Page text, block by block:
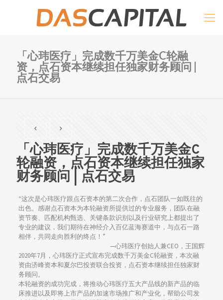
「心玮医疗」完成数千万美金C轮融
资，点石资本继续担任独家财务顾问 |
点石交易
「心玮医疗」完成数千万美金C
轮融资，点石资本继续担任独家
财务顾问 | 点石交易
“这次是心玮医疗跟点石资本的第二次合作，点石团队一如既往的
出色。感谢点石资本为本轮融资所提供过的专业服务，团队在融
资节奏、匹配机构甄选、关键条款识别以及行业研究上都提出了
专业的建议，我们期待在神经介入百亿蓝海赛道中，与点石一路
相伴，共同走向胜利的终点！”
—心玮医疗创始人兼CEO，王国辉
2020年7月，心玮医疗正式宣布完成数千万美金C轮融资，本次融
资由济峰资本和夏尔巴投资联合投资，点石资本继续担任独家财
务顾问。
本轮融资的成功完成，将推动心玮医疗五大产品线的新产品的临
床推进以及即将上市产品的加速市场推广和产业化，帮助公司发